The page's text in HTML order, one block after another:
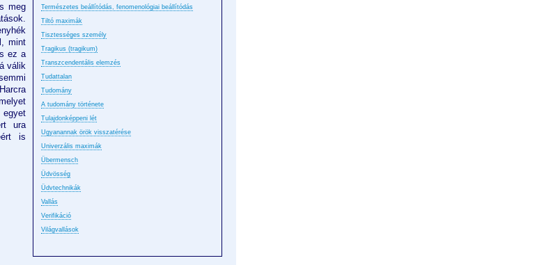
Természetes beállítódás, fenomenológiai beállítódás
Tiltó maximák
Tisztességes személy
Tragikus (tragikum)
Transzcendentális elemzés
Tudattalan
Tudomány
A tudomány története
Tulajdonképpeni lét
Ugyanannak örök visszatérése
Univerzális maximák
Übermensch
Üdvösség
Üdvtechnikák
Vallás
Verifikáció
Világvallások
meg
mint
ez a
válik
ura
is